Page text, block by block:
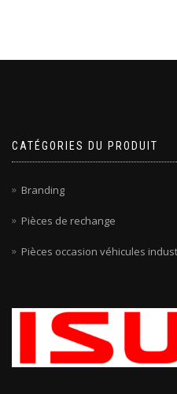
CATÉGORIES DU PRODUIT
Branding
Pièces de rechange
Pièces occasion véhicules